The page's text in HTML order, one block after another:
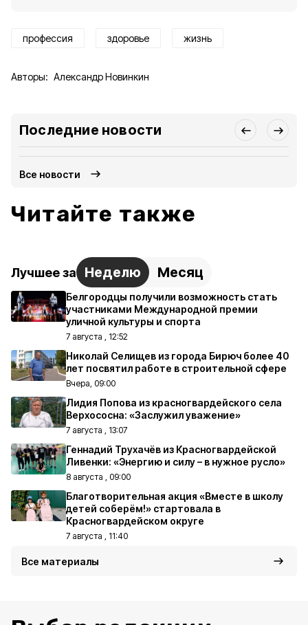
профессия здоровье жизнь
Авторы: Александр Новинкин
Последние новости
Все новости
Читайте также
Лучшее за Неделю Месяц
Белгородцы получили возможность стать
участниками Международной премии
уличной культуры и спорта
7 августа , 12:52
Николай Селищев из города Бирюч более 40
лет посвятил работе в строительной сфере
Вчера, 09:00
Лидия Попова из красногвардейского села
Верхососна: «Заслужил уважение»
7 августа , 13:07
Геннадий Трухачёв из Красногвардейской
Ливенки: «Энергию и силу – в нужное русло»
8 августа , 09:00
Благотворительная акция «Вместе в школу
детей соберём!» стартовала в
Красногвардейском округе
7 августа , 11:40
Все материалы